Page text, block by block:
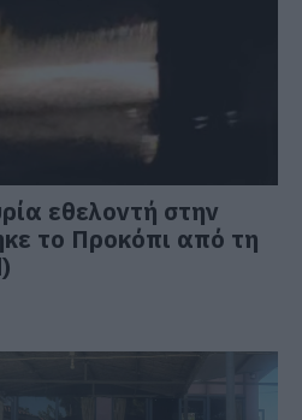
εθελοντή στην
το Προκόπι από τη